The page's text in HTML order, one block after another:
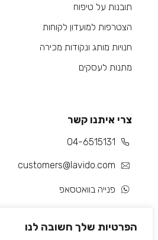
הפרטיות שלך חשובה לנו
תובנות על טיפוח
הצטרפות למועדון לקוחות
חנויות מותג ונקודות מכירה
מתנות לעסקים
צרי איתנו קשר
04-6515131
customers@lavido.com
פנייה בוואטסאפ